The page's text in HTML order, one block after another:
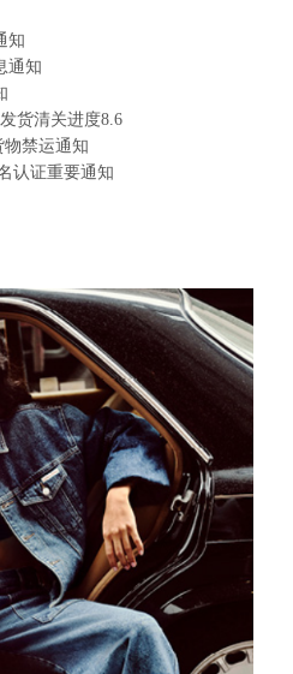
知
通知
货清关进度8.6
禁运通知
认证重要通知